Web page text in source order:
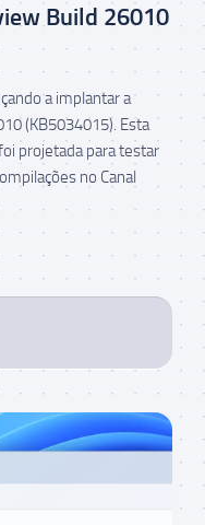
Build 26010
a implantar a
(KB5034015). Esta
projetada para testar
no Canal